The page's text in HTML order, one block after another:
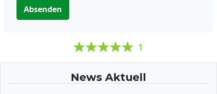
Absenden
1
News Aktuell